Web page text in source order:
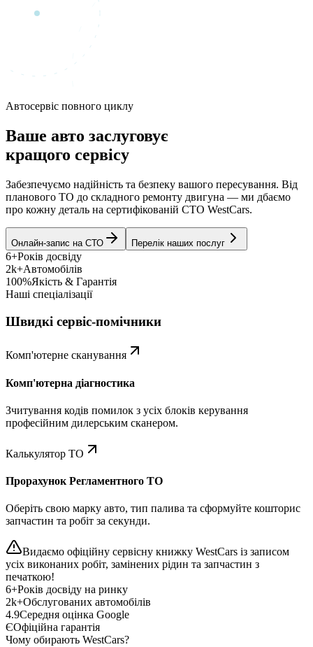
Автосервіс повного циклу
Ваше авто заслуговує
кращого сервісу
Забезпечуємо надійність та безпеку вашого пересування. Від
планового ТО до складного ремонту двигуна — ми дбаємо
про кожну деталь на сертифікованій СТО WestCars.
Онлайн-запис на СТО Перелік наших послуг
6+Років досвіду
2k+Автомобілів
100%Якість & Гарантія
Наші спеціалізації
Швидкі сервіс-помічники
Комп'ютерне сканування
Комп'ютерна діагностика
Зчитування кодів помилок з усіх блоків керування
професійним дилерським сканером.
Калькулятор ТО
Прорахунок Регламентного ТО
Оберіть свою марку авто, тип палива та сформуйте кошторис
запчастин та робіт за секунди.
Видаємо офіційну сервісну книжку WestCars із записом
усіх виконаних робіт, замінених рідин та запчастин з
печаткою!
6+Років досвіду на ринку
2k+Обслугованих автомобілів
4.9Середня оцінка Google
ЄОфіційна гарантія
Чому обирають WestCars?